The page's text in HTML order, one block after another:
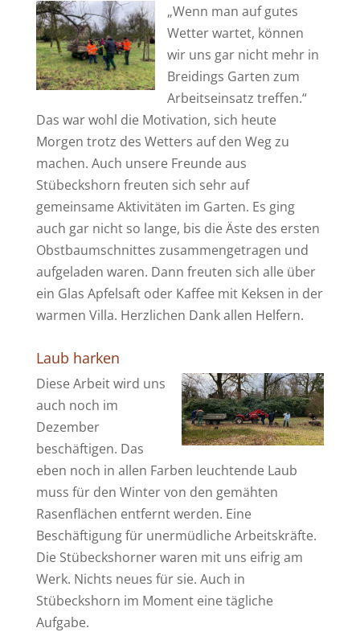
„Wenn man auf gutes
Wetter wartet, können
wir uns gar nicht mehr in
Breidings Garten zum
Arbeitseinsatz treffen.“
Das war wohl die Motivation, sich heute
Morgen trotz des Wetters auf den Weg zu
machen. Auch unsere Freunde aus
Stübeckshorn freuten sich sehr auf
gemeinsame Aktivitäten im Garten. Es ging
auch gar nicht so lange, bis die Äste des ersten
Obstbaumschnittes zusammengetragen und
aufgeladen waren. Dann freuten sich alle über
ein Glas Apfelsaft oder Kaffee mit Keksen in der
warmen Villa. Herzlichen Dank allen Helfern.
Laub harken
Diese Arbeit wird uns
auch noch im
Dezember
beschäftigen. Das
eben noch in allen Farben leuchtende Laub
muss für den Winter von den gemähten
Rasenflächen entfernt werden. Eine
Beschäftigung für unermüdliche Arbeitskräfte.
Die Stübeckshorner waren mit uns eifrig am
Werk. Nichts neues für sie. Auch in
Stübeckshorn im Moment eine tägliche
Aufgabe.